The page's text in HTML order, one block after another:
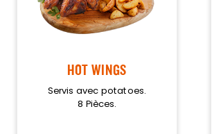
Notre Restaurant
HOT WINGS
Servis avec potatoes.
8 Pièces.